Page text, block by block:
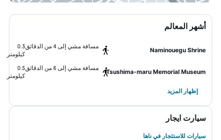
أشهر المعالم
Naminouegu Shrine
مسافة مشي إلى 4 من الدقائق
0.3
كيلومتر
Tsushima-maru Memorial Museum
مسافة مشي إلى 6 من الدقائق
0.5
كيلومتر
إظهار المزيد
سيارت ايجار
سيارات للاستئجار في ناها